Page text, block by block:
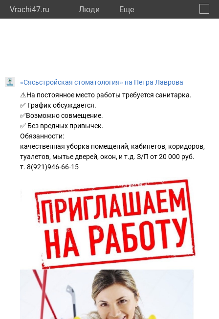
Vrachi47.ru Люди Eще
«Сясьстройская стоматология» на Петра Лаврова
⚠На постоянное место работы требуется санитарка.
✅ График обсуждается.
✅Возможно совмещение.
✅ Без вредных привычек.
Обязанности:
качественная уборка помещений, кабинетов, коридоров,
туалетов, мытье дверей, окон, и т.д. З/П от 20 000 руб.
т. 8(921)946-66-15